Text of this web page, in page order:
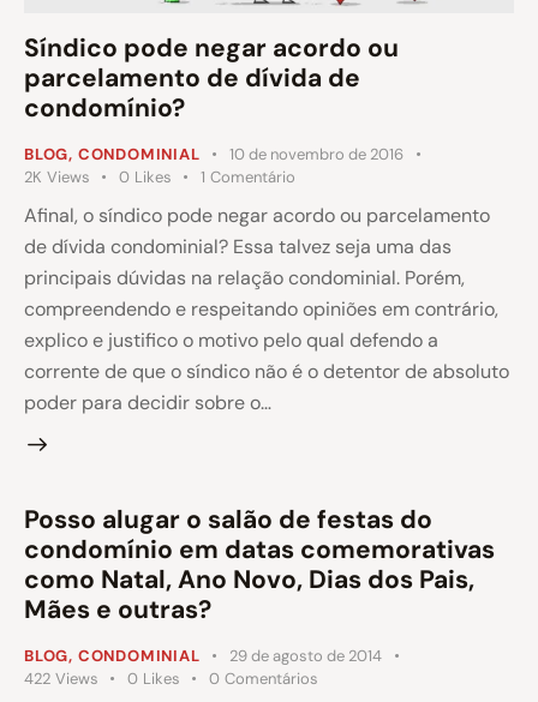
Síndico pode negar acordo ou
parcelamento de dívida de
condomínio?
BLOG, CONDOMINIAL
10 de novembro de 2016
2K Views 0 Likes 1 Comentário
Afinal, o síndico pode negar acordo ou parcelamento
de dívida condominial? Essa talvez seja uma das
principais dúvidas na relação condominial. Porém,
compreendendo e respeitando opiniões em contrário,
explico e justifico o motivo pelo qual defendo a
corrente de que o síndico não é o detentor de absoluto
poder para decidir sobre o…
Posso alugar o salão de festas do
condomínio em datas comemorativas
como Natal, Ano Novo, Dias dos Pais,
Mães e outras?
BLOG, CONDOMINIAL
29 de agosto de 2014
422 Views 0 Likes 0 Comentários